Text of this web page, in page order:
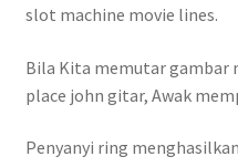
slot machine movie lines.
Bila Kita memutar gambar
place john gitar, Awak
Penyanyi ring